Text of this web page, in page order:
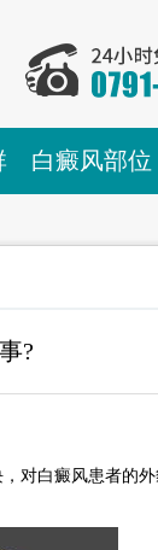
白癜风部位
?
对白癜风患者的